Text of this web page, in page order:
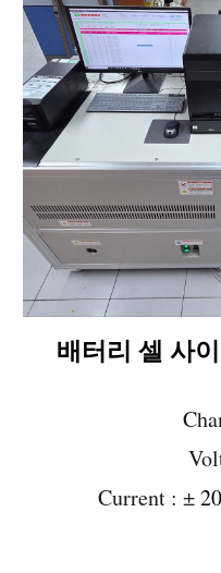
배터리 셀 사
Current : ± 20